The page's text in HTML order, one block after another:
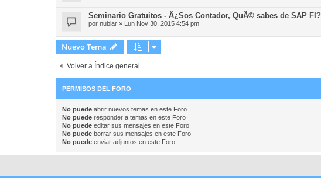
Seminario Gratuitos - Â¿Sos Contador, QuÃ© sabes de SAP FI?
por nublar » Lun Nov 30, 2015 4:54 pm
Nuevo Tema
Volver a Índice general
PERMISOS DEL FORO
No puede abrir nuevos temas en este Foro
No puede responder a temas en este Foro
No puede editar sus mensajes en este Foro
No puede borrar sus mensajes en este Foro
No puede enviar adjuntos en este Foro